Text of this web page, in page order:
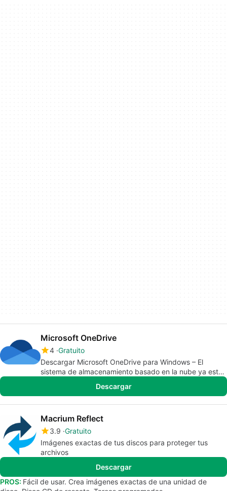
Microsoft OneDrive
4 Gratuito
Descargar Microsoft OneDrive para Windows – El
sistema de almacenamiento basado en la nube ya está
Descargar
Macrium Reflect
3.9 Gratuito
Imágenes exactas de tus discos para proteger tus
archivos
Descargar
PROS: Fácil de usar. Crea imágenes exactas de una unidad de